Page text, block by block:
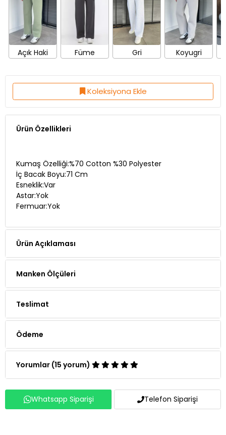
Açık Haki Füme Gri Koyugri
Koleksiyona Ekle
Ürün Özellikleri
Kumaş Özelliği:%70 Cotton %30 Polyester
İç Bacak Boyu:71 Cm
Esneklik:Var
Astar:Yok
Fermuar:Yok
Ürün Açıklaması
Manken Ölçüleri
Teslimat
Ödeme
Yorumlar (15 yorum)
Whatsapp Siparişi Telefon Siparişi